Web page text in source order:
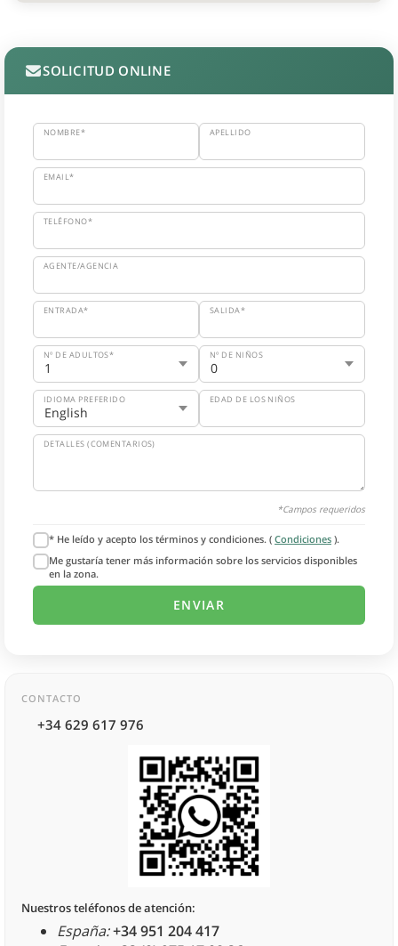
SOLICITUD ONLINE
NOMBRE* APELLIDO
EMAIL*
TELÉFONO*
AGENTE/AGENCIA
ENTRADA* SALIDA*
Nº DE ADULTOS* Nº DE NIÑOS
IDIOMA PREFERIDO EDAD DE LOS NIÑOS
DETALLES (COMENTARIOS)
*Campos requeridos
* He leído y acepto los términos y condiciones. ( Condiciones ).
Me gustaría tener más información sobre los servicios disponibles
en la zona.
CONTACTO
+34 629 617 976
Nuestros teléfonos de atención:
España:+34 951 204 417